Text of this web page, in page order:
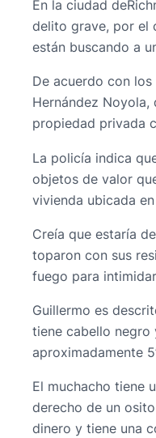
En la ciudad
delito grave, por el
están buscando a
De acuerdo con
Hernández Noyola,
propiedad privada
La policía indica
objetos de valor
vivienda ubicada
Creía que estaría
toparon con sus
fuego para
Guillermo es
tiene cabello negro
aproximadamente
El muchacho tiene
derecho de un
dinero y tiene una